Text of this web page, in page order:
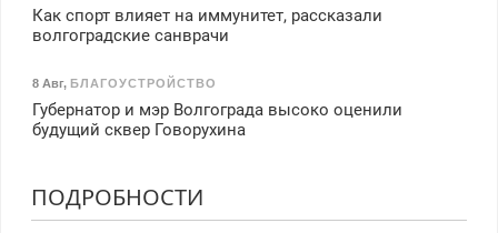
Как спорт влияет на иммунитет, рассказали
волгоградские санврачи
8 Авг, БЛАГОУСТРОЙСТВО
Губернатор и мэр Волгограда высоко оценили
будущий сквер Говорухина
ПОДРОБНОСТИ